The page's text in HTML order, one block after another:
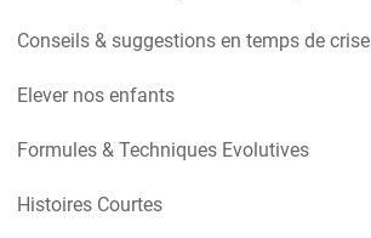
Conseils & suggestions en temps de crise
Elever nos enfants
Formules & Techniques Evolutives
Histoires Courtes